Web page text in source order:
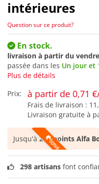
intérieures
Question sur ce produit?
En stock.
livraison à partir du
passée dans les Un jour et
Plus de détails
Prix:
à partir de 0,71
Frais de livraison :
Livraison gratuite à
Jusqu'à270 points Alfa
298 artisans font